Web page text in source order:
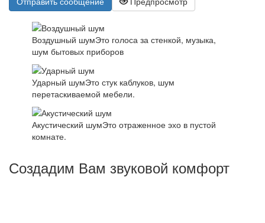
Воздушный шумЭто голоса за стенкой, музыка,
шум бытовых приборов
Ударный шумЭто стук каблуков, шум
перетаскиваемой мебели.
Акустический шумЭто отраженное эхо в пустой
комнате.
Создадим Вам звуковой комфорт